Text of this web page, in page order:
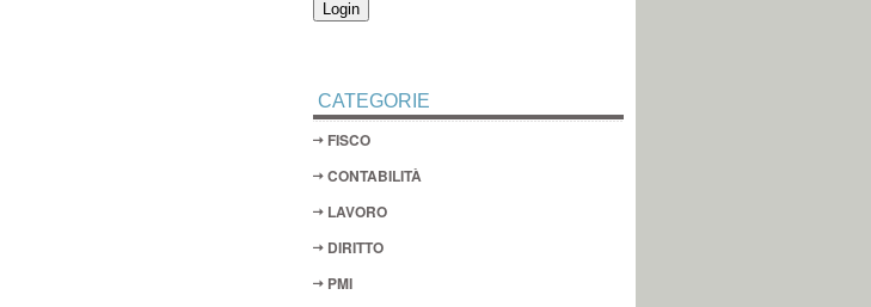
CATEGORIE
FISCO
CONTABILITÀ
LAVORO
DIRITTO
PMI